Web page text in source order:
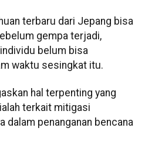
terbaru dari Jepang bisa
gempa terjadi,
belum bisa
waktu sesingkat itu.
hal terpenting yang
terkait mitigasi
dalam penanganan bencana